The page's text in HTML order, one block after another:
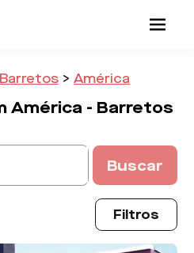
Barretos > América
América - Barretos
Buscar
Filtros